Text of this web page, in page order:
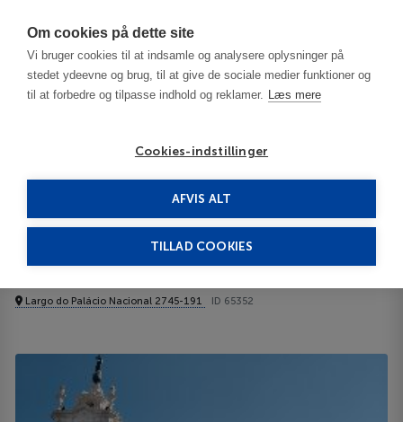
Om cookies på dette site
Vi bruger cookies til at indsamle og analysere oplysninger på
stedet ydeevne og brug, til at give de sociale medier funktioner og
til at forbedre og tilpasse indhold og reklamer. Læs mere
Cookies-indstillinger
AFVIS ALT
TILLAD COOKIES
Pousada Palácio de Queluz Lejligheder
Largo do Palácio Nacional 2745-191 ID 65352